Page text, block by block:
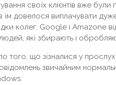
своїх клієнтів вже були
їм довелося виплачувати
колег, Google і Amazone
які збирають і
того, що зізналися у
звичайним